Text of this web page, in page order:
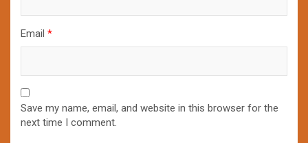
Email *
Save my name, email, and website in this browser for the
next time I comment.